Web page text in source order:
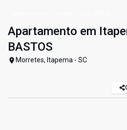
Apartamento em
BASTOS
Morretes, Itapema - SC